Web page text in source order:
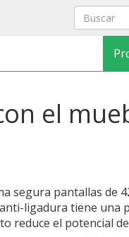
el
segura pantallas de
ligadura tiene una
reduce el potencial